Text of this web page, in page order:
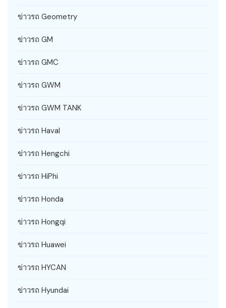
ข่าวรถ Geometry
ข่าวรถ GM
ข่าวรถ GMC
ข่าวรถ GWM
ข่าวรถ GWM TANK
ข่าวรถ Haval
ข่าวรถ Hengchi
ข่าวรถ HiPhi
ข่าวรถ Honda
ข่าวรถ Hongqi
ข่าวรถ Huawei
ข่าวรถ HYCAN
ข่าวรถ Hyundai